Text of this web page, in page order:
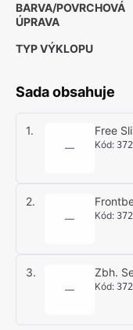
BARVA/POVRCHOVÁ
ÚPRAVA
TYP VÝKLOPU
Sada obsahuje
1.
—
Free
Kód:
2.
— Kód:
3.
—
Zbh.
Kód: